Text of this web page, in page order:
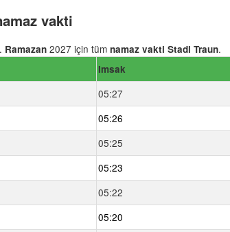
vakti
Ramazan 2027 için tüm namaz vakti Stadl Traun.
Imsak
05:27
05:26
05:25
05:23
05:22
05:20